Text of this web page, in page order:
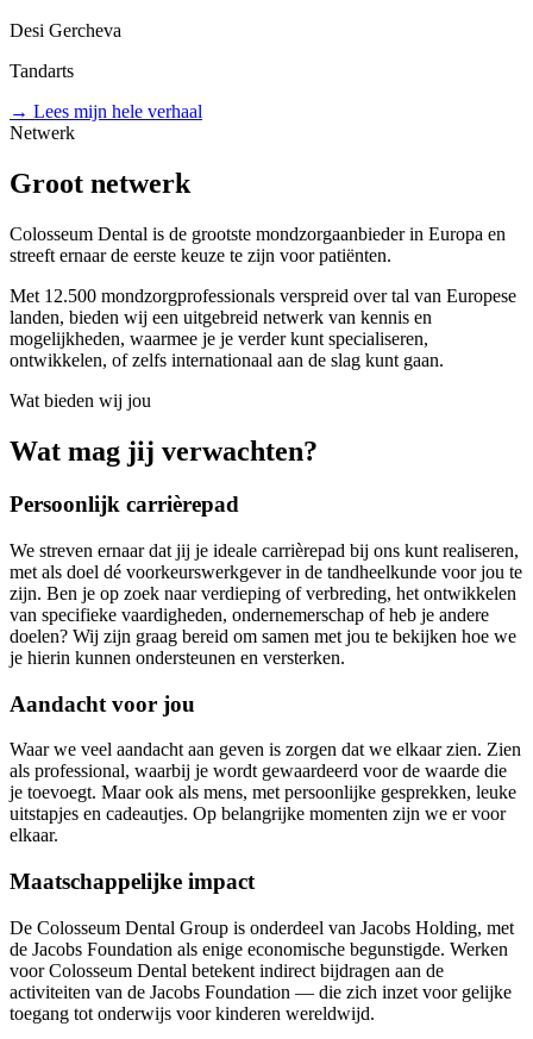
Desi Gercheva
Tandarts
→ Lees mijn hele verhaal
Netwerk
Groot netwerk
Colosseum Dental is de grootste mondzorgaanbieder in Europa en
streeft ernaar de eerste keuze te zijn voor patiënten.
Met 12.500 mondzorgprofessionals verspreid over tal van Europese
landen, bieden wij een uitgebreid netwerk van kennis en
mogelijkheden, waarmee je je verder kunt specialiseren,
ontwikkelen, of zelfs internationaal aan de slag kunt gaan.
Wat bieden wij jou
Wat mag jij verwachten?
Persoonlijk carrièrepad
We streven ernaar dat jij je ideale carrièrepad bij ons kunt realiseren,
met als doel dé voorkeurswerkgever in de tandheelkunde voor jou te
zijn. Ben je op zoek naar verdieping of verbreding, het ontwikkelen
van specifieke vaardigheden, ondernemerschap of heb je andere
doelen? Wij zijn graag bereid om samen met jou te bekijken hoe we
je hierin kunnen ondersteunen en versterken.
Aandacht voor jou
Waar we veel aandacht aan geven is zorgen dat we elkaar zien. Zien
als professional, waarbij je wordt gewaardeerd voor de waarde die
je toevoegt. Maar ook als mens, met persoonlijke gesprekken, leuke
uitstapjes en cadeautjes. Op belangrijke momenten zijn we er voor
elkaar.
Maatschappelijke impact
De Colosseum Dental Group is onderdeel van Jacobs Holding, met
de Jacobs Foundation als enige economische begunstigde. Werken
voor Colosseum Dental betekent indirect bijdragen aan de
activiteiten van de Jacobs Foundation — die zich inzet voor gelijke
toegang tot onderwijs voor kinderen wereldwijd.